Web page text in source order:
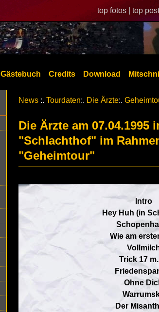
top fotos | top
Gästebuch Credits Download
News :. Tourdaten:. Die Ärzte:.
Die Ärzte am 07.04.1995
"Schlachthof" im
"Geheimtour"
Intro
Hey Huh (in
Wie am
Trick 17
Ohne
Der